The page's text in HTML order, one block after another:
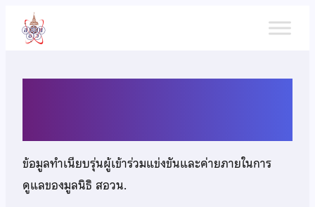
เนื้อหา
ข้อมูลทำเนียบรุ่นผู้เข้าร่วมแข่งขันและค่ายภายในการ
ดูแลของมูลนิธิ สอวน.